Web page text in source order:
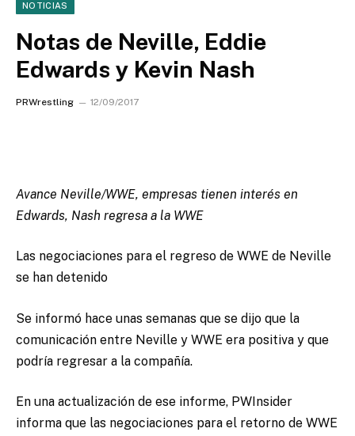
NOTICIAS
Notas de Neville, Eddie
Edwards y Kevin Nash
PRWrestling 12/09/2017
Avance Neville/WWE, empresas tienen interés en
Edwards, Nash regresa a la WWE
Las negociaciones para el regreso de WWE de Neville
se han detenido
Se informó hace unas semanas que se dijo que la
comunicación entre Neville y WWE era positiva y que
podría regresar a la compañía.
En una actualización de ese informe, PWInsider
informa que las negociaciones para el retorno de WWE